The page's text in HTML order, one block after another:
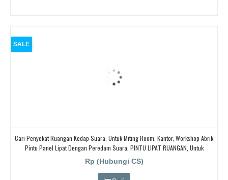
SALE
Cari Penyekat Ruangan Kedap Suara, Untuk Miting Room, Kantor, Workshop Abrik
Pintu Panel Lipat Dengan Peredam Suara, PINTU LIPAT RUANGAN, Untuk
Ballroom, HOTEL,
Rp (Hubungi CS)